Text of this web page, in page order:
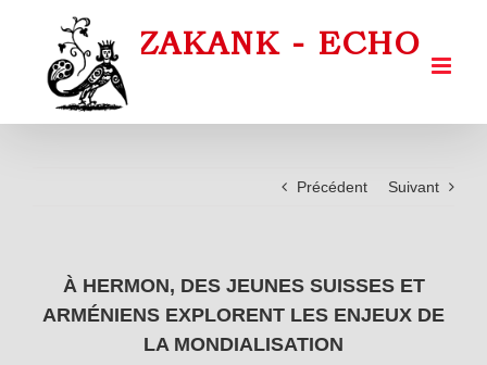
Précédent Suivant
À HERMON, DES JEUNES SUISSES ET
ARMÉNIENS EXPLORENT LES ENJEUX DE
LA MONDIALISATION